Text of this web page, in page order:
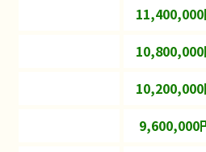
11,400,000
10,800,000
10,200,000
9,600,000